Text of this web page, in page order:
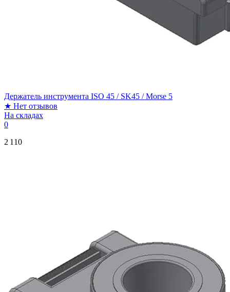
Держатель инструмента ISO 45 / SK45 / Morse 5
★ Нет отзывов
На складах
0
2 110